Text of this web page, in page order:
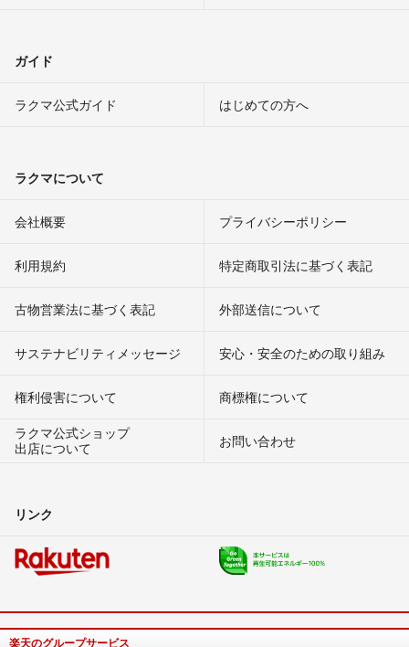
ガイド
ラクマ公式ガイド はじめての方へ
ラクマについて
会社概要 プライバシーポリシー
利用規約 特定商取引法に基づく表記
古物営業法に基づく表記 外部送信について
サステナビリティメッセージ 安心・安全のための取り組み
権利侵害について
商標権について
ラクマ公式ショップ
出店について
お問い合わせ
リンク
楽天のグループサービス